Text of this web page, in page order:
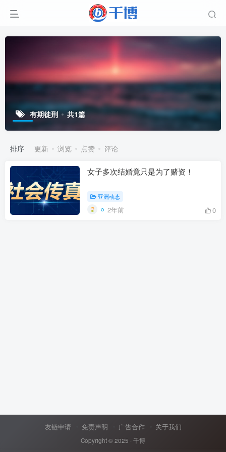
有期徒刑 共1篇
排序 更新 浏览 点赞 评论
女子多次结婚竟只是为了赌资！
亚洲动态
2年前 0
友链申请 免责声明 广告合作 关于我们
Copyright © 2025 · 千博